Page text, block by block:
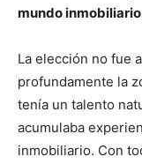
mundo
La elección no fue
profundamente la
tenía un talento
acumulaba
inmobiliario. Con